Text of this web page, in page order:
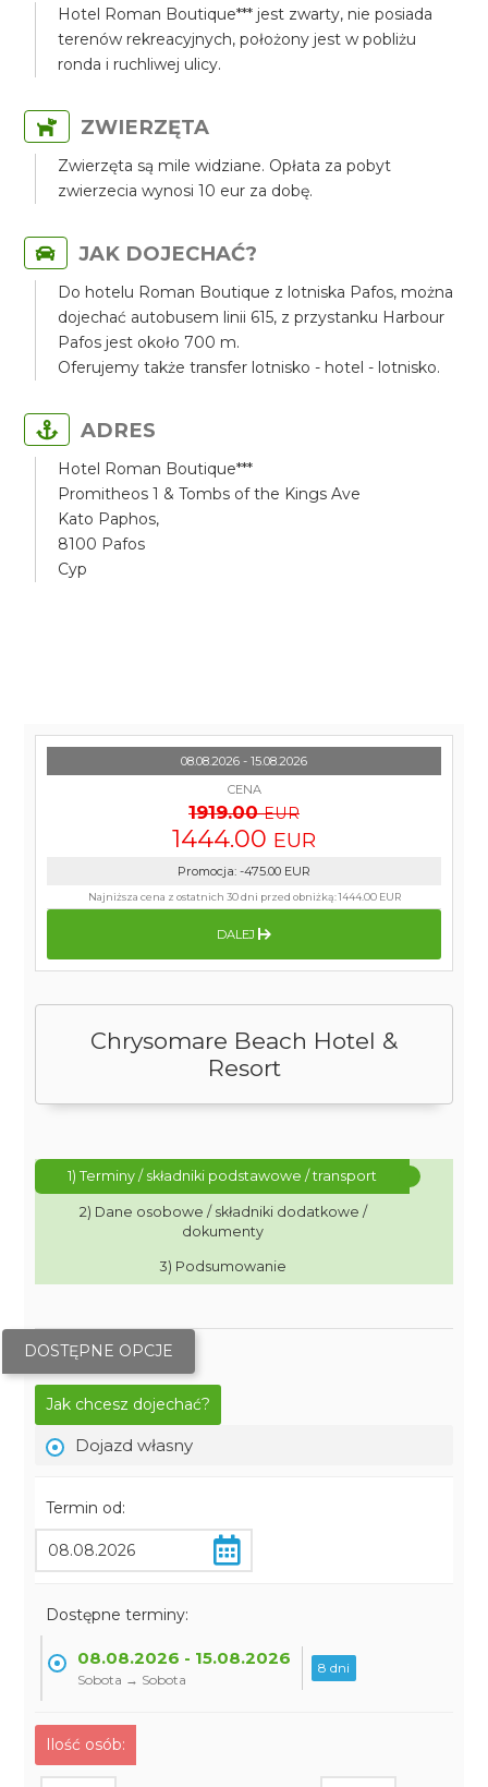
Hotel Roman Boutique*** jest zwarty, nie posiada
terenów rekreacyjnych, położony jest w pobliżu
ronda i ruchliwej ulicy.
ZWIERZĘTA
Zwierzęta są mile widziane. Opłata za pobyt
zwierzecia wynosi 10 eur za dobę.
JAK DOJECHAĆ?
Do hotelu Roman Boutique z lotniska Pafos, można
dojechać autobusem linii 615, z przystanku Harbour
Pafos jest około 700 m.
Oferujemy także transfer lotnisko - hotel - lotnisko.
ADRES
Hotel Roman Boutique***
Promitheos 1 & Tombs of the Kings Ave
Kato Paphos,
8100 Pafos
Cyp
Chrysomare Beach Hotel &
Resort
1) Terminy / składniki podstawowe / transport
2) Dane osobowe / składniki dodatkowe /
dokumenty
3) Podsumowanie
DOSTĘPNE OPCJE
Jak chcesz dojechać?
Dojazd własny
Termin od:
Dostępne terminy:
08.08.2026 - 15.08.2026
Sobota → Sobota
8 dni
Ilość osób:
08.08.2026 - 15.08.2026
CENA
1919.00 EUR
1444.00 EUR
Promocja: -475.00 EUR
Najniższa cena z ostatnich 30 dni przed obniżką:1444.00 EUR
DALEJ